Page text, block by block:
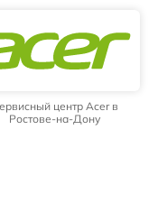
центр Acer в
Ростове-на-Дону